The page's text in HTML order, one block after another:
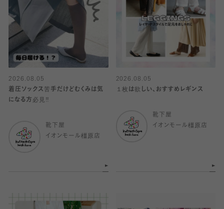
2026.08.05
着圧ソックス苦手だけどむくみは気
になる方必見‼️
靴下屋
イオンモール橿原店
2026.08.05
１枚は欲しい、おすすめレギンス
靴下屋
イオンモール橿原店